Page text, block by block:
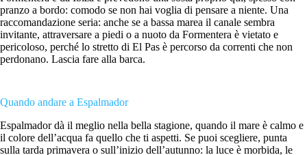
pranzo a bordo: comodo se non hai voglia di pensare a niente. Una
raccomandazione seria: anche se a bassa marea il canale sembra
invitante, attraversare a piedi o a nuoto da Formentera è vietato e
pericoloso, perché lo stretto di El Pas è percorso da correnti che non
perdonano. Lascia fare alla barca.
Quando andare a Espalmador
Espalmador dà il meglio nella bella stagione, quando il mare è calmo e
il colore dell’acqua fa quello che ti aspetti. Se puoi scegliere, punta
sulla tarda primavera o sull’inizio dell’autunno: la luce è morbida, le